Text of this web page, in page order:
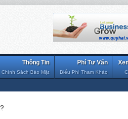
Phí Tư Vấn
Biểu Phí Tham Khảo
Thông Tin
Chính Sách Bảo Mật